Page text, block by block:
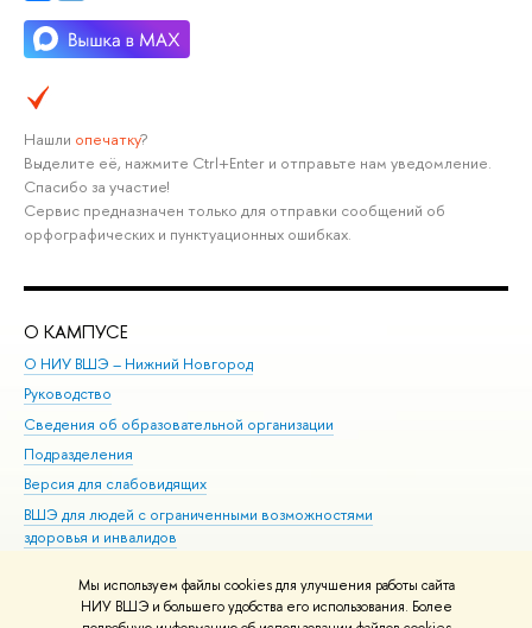
Мы используем файлы cookies для улучшения работы сайта
НИУ ВШЭ и большего удобства его использования. Более
Нашли опечатку?
Выделите её, нажмите Ctrl+Enter и отправьте нам уведомление.
Спасибо за участие!
Сервис предназначен только для отправки сообщений об
орфографических и пунктуационных ошибках.
О КАМПУСЕ
О НИУ ВШЭ – Нижний Новгород
Руководство
Сведения об образовательной организации
Подразделения
Версия для слабовидящих
ВШЭ для людей с ограниченными возможностями
здоровья и инвалидов